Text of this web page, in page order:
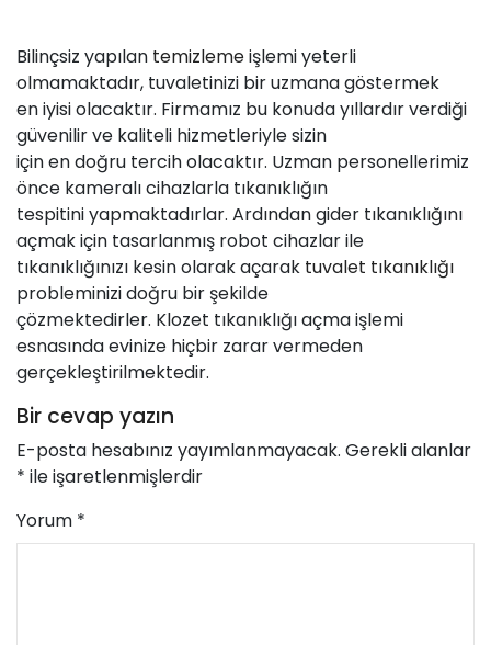
Bilinçsiz yapılan temizlemeişlemi yeterli
olmamaktadır, tuvaletinizi bir uzmana göstermek
en iyisi olacaktır. Firmamız bu konuda yıllardır verdiği
güvenilir ve kaliteli hizmetleriyle sizin
için en doğru tercih olacaktır. Uzman personellerimiz
önce kameralı cihazlarla tıkanıklığın
tespitini yapmaktadırlar. Ardından gider tıkanıklığını
açmak için tasarlanmış robot cihazlar ile
tıkanıklığınızı kesin olarak açarak tuvalet tıkanıklığı
probleminizi doğru bir şekilde
çözmektedirler. Klozet tıkanıklığı açma işlemi
esnasında evinize hiçbir zarar vermeden
gerçekleştirilmektedir.
Bir cevap yazın
E-posta hesabınız yayımlanmayacak. Gerekli alanlar
* ile işaretlenmişlerdir
Yorum *